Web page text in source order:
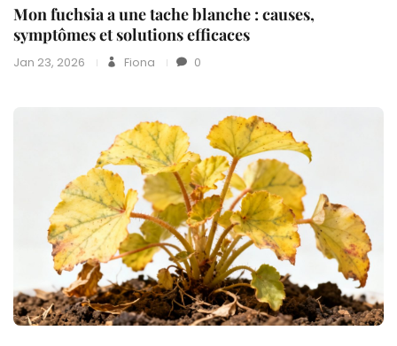
Mon fuchsia a une tache blanche : causes,
symptômes et solutions efficaces
Jan 23, 2026 Fiona 0